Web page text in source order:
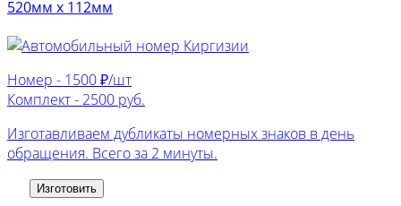
520мм х 112мм
Номер - 1500 ₽/шт
Комплект - 2500 руб.
Изготавливаем дубликаты номерных знаков в день
обращения. Всего за 2 минуты.
Изготовить